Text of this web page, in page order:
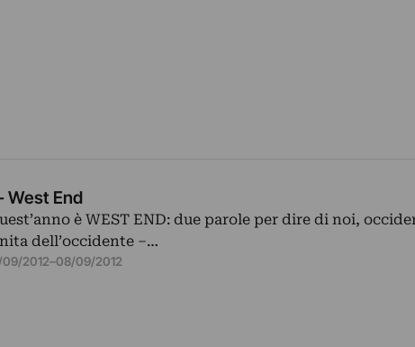
West End
è WEST END: due parole per dire di noi,
dell’occidente –…
2012–08/09/2012